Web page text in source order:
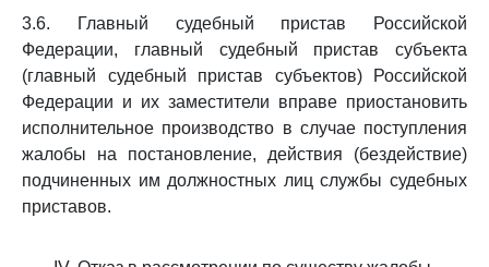
3.6. Главный судебный пристав Российской
Федерации, главный судебный пристав субъекта
(главный судебный пристав субъектов) Российской
Федерации и их заместители вправе приостановить
исполнительное производство в случае поступления
жалобы на постановление, действия (бездействие)
подчиненных им должностных лиц службы судебных
приставов.